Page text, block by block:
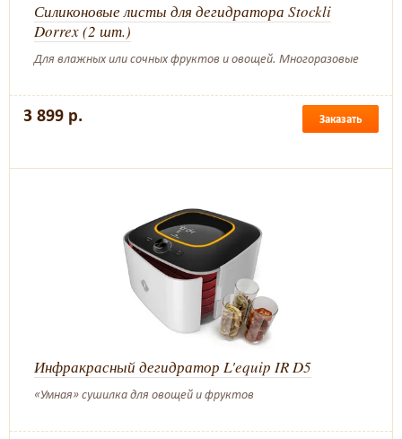
Силиконовые листы для дегидратора Stockli
Dorrex (2 шт.)
Для влажных или сочных фруктов и овощей. Многоразовые
3 899 р. Заказать
Инфракрасный дегидратор L'equip IR D5
«Умная» сушилка для овощей и фруктов